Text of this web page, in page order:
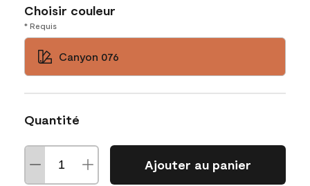
Choisir couleur
* Requis
Canyon 076
Quantité
Ajouter au panier